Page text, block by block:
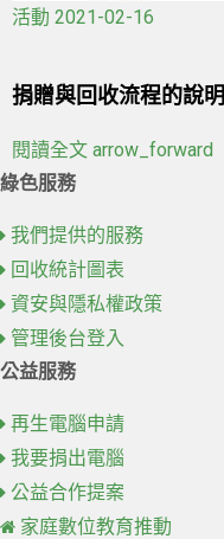
活動 2021-02-16
捐贈與回收流程的說明
閱讀全文 arrow_forward
綠色服務
我們提供的服務
回收統計圖表
資安與隱私權政策
管理後台登入
公益服務
再生電腦申請
我要捐出電腦
公益合作提案
家庭數位教育推動